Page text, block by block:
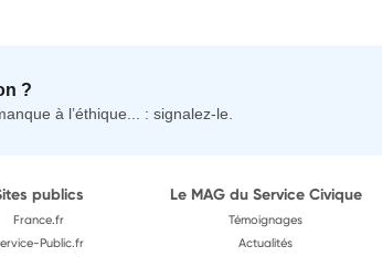
?
à l’éthique... : signalez-le.
publics
France.fr
Public.fr
Le MAG du Service Civique
Témoignages
Actualités